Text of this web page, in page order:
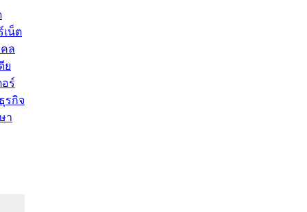
เน็ต
ล
ย
อร์
รกิจ
า